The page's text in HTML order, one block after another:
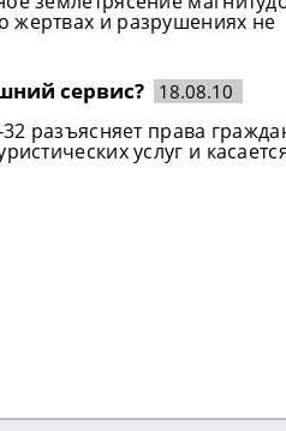
и разрушениях не
сервис? 18.08.10
разъясняет права
услуг и